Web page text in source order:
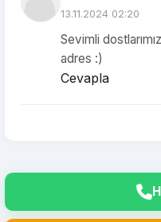
13.11.2024 02:20
Sevimli
adres :)
Cevapla